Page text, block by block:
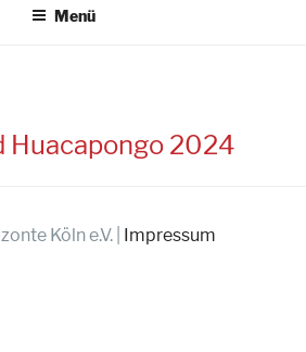
Menü
Huacapongo 2024
Köln e.V. | Impressum